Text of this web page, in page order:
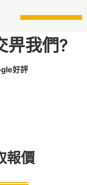
畀我們?
好評
報價